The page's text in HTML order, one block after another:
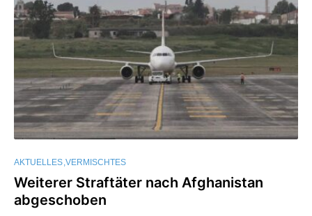
AKTUELLES VERMISCHTES
Weiterer Straftäter nach Afghanistan
abgeschoben